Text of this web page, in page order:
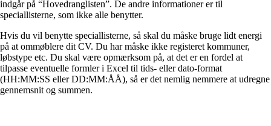
indgår på “Hovedranglisten”. De andre informationer er til
speciallisterne, som ikke alle benytter.
Hvis du vil benytte speciallisterne, så skal du måske bruge lidt energi
på at ommøblere dit CV. Du har måske ikke registeret kommuner,
løbstype etc. Du skal være opmærksom på, at det er en fordel at
tilpasse eventuelle formler i Excel til tids- eller dato-format
(HH:MM:SS eller DD:MM:ÅÅ), så er det nemlig nemmere at udregne
gennemsnit og summen.